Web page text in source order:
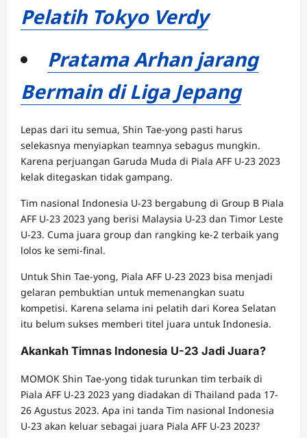
Pelatih Tokyo Verdy
Pratama Arhan jarang
Bermain di Liga Jepang
Lepas dari itu semua, Shin Tae-yong pasti harus
selekasnya menyiapkan teamnya sebagus mungkin.
Karena perjuangan Garuda Muda di Piala AFF U-23 2023
kelak ditegaskan tidak gampang.
Tim nasional Indonesia U-23 bergabung di Group B Piala
AFF U-23 2023 yang berisi Malaysia U-23 dan Timor Leste
U-23. Cuma juara group dan rangking ke-2 terbaik yang
lolos ke semi-final.
Untuk Shin Tae-yong, Piala AFF U-23 2023 bisa menjadi
gelaran pembuktian untuk memenangkan suatu
kompetisi. Karena selama ini pelatih dari Korea Selatan
itu belum sukses memberi titel juara untuk Indonesia.
Akankah Timnas Indonesia U-23 Jadi Juara?
MOMOK Shin Tae-yong tidak turunkan tim terbaik di
Piala AFF U-23 2023 yang diadakan di Thailand pada 17-
26 Agustus 2023. Apa ini tanda Tim nasional Indonesia
U-23 akan keluar sebagai juara Piala AFF U-23 2023?